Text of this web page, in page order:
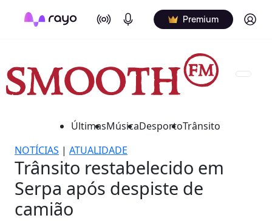
On Air Podcasts Premium Log in
ÚltimasMúsicaDesportoTrânsito
NOTÍCIAS | ATUALIDADE
Trânsito restabelecido em
Serpa após despiste de
camião